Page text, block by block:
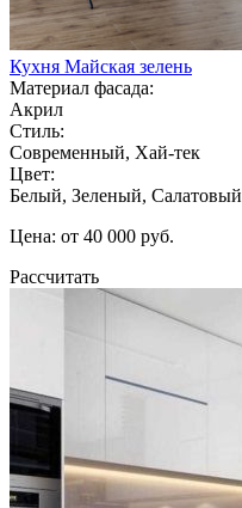
Кухня Майская зелень
Материал фасада:
Акрил
Стиль:
Современный, Хай-тек
Цвет:
Белый, Зеленый, Салатовый
Цена: от 40 000 руб.
Рассчитать